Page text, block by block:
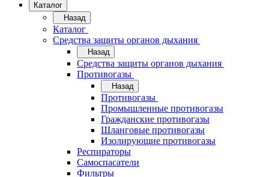
Каталог
Назад
Каталог
Средства защиты органов дыхания
Назад
Средства защиты органов дыхания
Противогазы
Назад
Противогазы
Промышленные противогазы
Гражданские противогазы
Шланговые противогазы
Изолирующие противогазы
Респираторы
Самоспасатели
Фильтры